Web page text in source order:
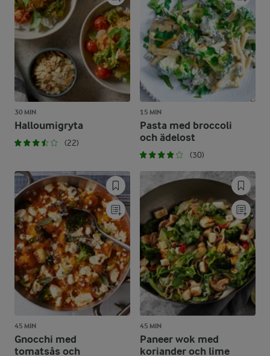
30 MIN
Halloumigryta
(22)
15 MIN
Pasta med broccoli
och ädelost
(30)
45 MIN
Gnocchi med
tomatsås och
45 MIN
Paneer wok med
koriander och lime